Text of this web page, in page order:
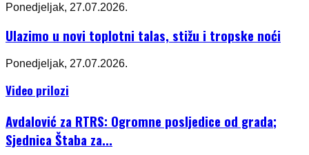
Ponedjeljak, 27.07.2026.
Ulazimo u novi toplotni talas, stižu i tropske noći
Ponedjeljak, 27.07.2026.
Video prilozi
Avdalović za RTRS: Ogromne posljedice od grada;
Sjednica Štaba za...